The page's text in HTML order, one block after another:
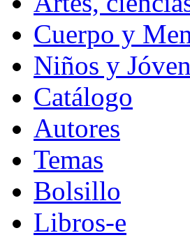
Cuerpo y
Niños y
Catálogo
Autores
Temas
Bolsillo
Libros-e